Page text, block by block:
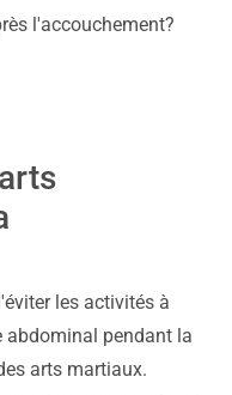
l'accouchement?
les activités à
abdominal pendant la
arts martiaux.